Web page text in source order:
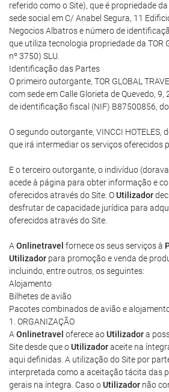
referido como o Site), que é propriedade da
sede social em C/ Anabel Segura, 11
Negocios Albatros e número de
que utiliza tecnologia propriedade da TOR
nº 3750) SLU.
Identificação das Partes
O primeiro outorgante, TOR GLOBAL
com sede em Calle Glorieta de Quevedo,
de identificação fiscal (NIF) B87500856,
O segundo outorgante, VINCCI HOTELES,
que irá intermediar os serviços oferecidos
E o terceiro outorgante, o indivíduo
acede à página para obter informação e
oferecidos através do Site. OUtilizador
desfrutar de capacidade jurídica para
oferecidos através do Site.
A Onlinetravel fornece os seus serviços à
Utilizador para promoção e venda de
incluindo, entre outros, os seguintes:
Alojamento
Bilhetes de avião
Pacotes combinados de avião e
1. ORGANIZAÇÃO
A Onlinetravel oferece aoUtilizadora
Site desde que oUtilizadoraceite na
aqui definidas. A utilização do Site por
interpretada como a aceitação tácita das
gerais na íntegra. Caso oUtilizador não